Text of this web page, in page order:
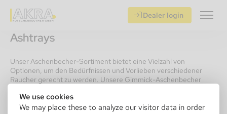
We use cookies
We may place these to analyze our visitor data in order
Dealer login
Ashtrays
Unser Aschenbecher-Sortiment bietet eine Vielzahl von
Optionen, um den Bedürfnissen und Vorlieben verschiedener
Raucher gerecht zu werden. Unsere Gimmick-Aschenbecher
als Gesprächsstoff dienen. Die traditionellen
Schleuderaschenbecher lassen über Ihre bewährte Mechanik, die